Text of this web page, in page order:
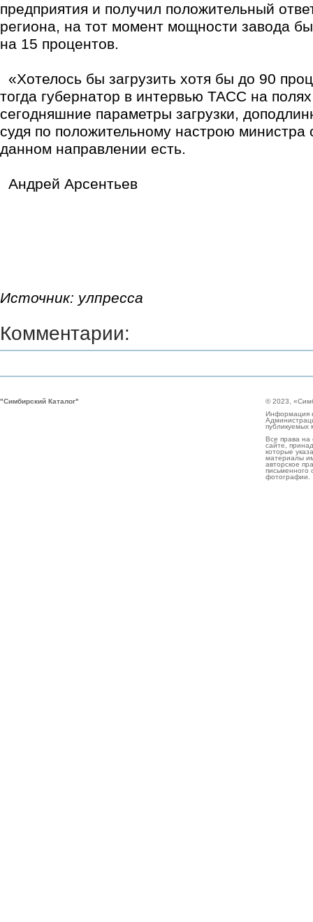
предприятия и получил положительный
региона, на тот момент мощности завода
на 15 процентов.
«Хотелось бы загрузить хотя бы до 90
тогда губернатор в интервью ТАСС на
сегодняшние параметры загрузки,
судя по положительному настрою министра
данном направлении есть.
Андрей Арсентьев
Источник: улпресса
Комментарии:
"Симбирский Каталог"
© 2023,
Информация
публикуемых
Все права
сайте,
которые
материалы
авторское
письменного
фотографии.